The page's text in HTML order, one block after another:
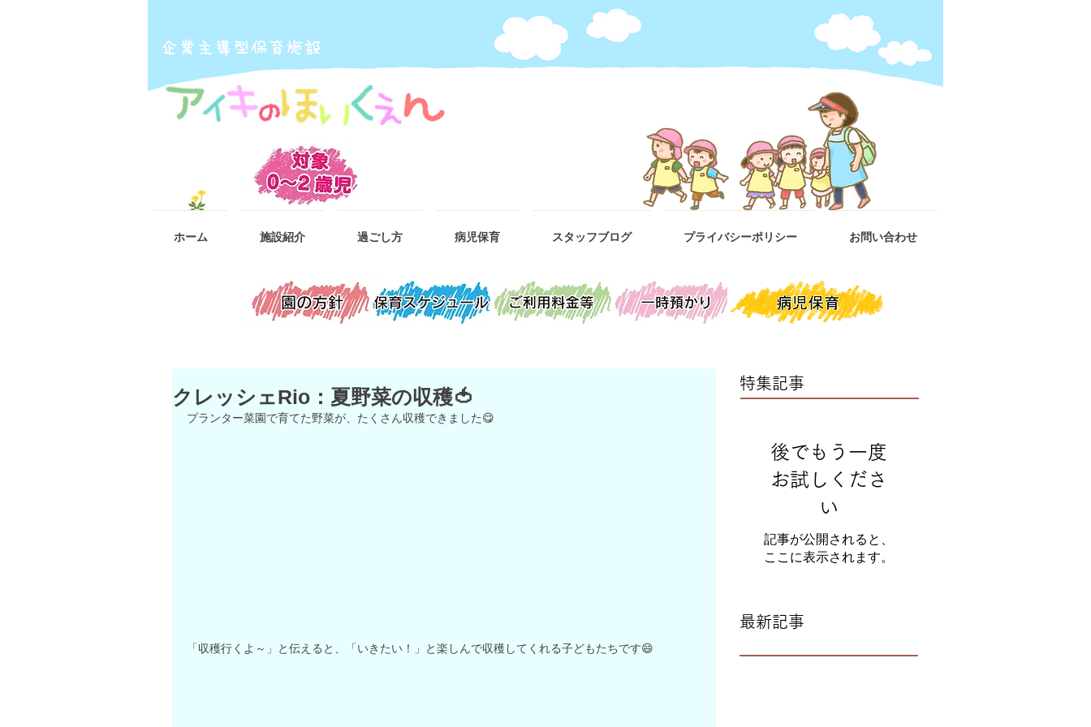
ホーム 施設紹介 過ごし方 病児保育 スタッフブログ プライバシーポリシー お問い合わせ
​企業主導型保育施設
クレッシェRio：夏野菜の収穫🍅
プランター菜園で育てた野菜が、たくさん収穫できました😋
「収穫行くよ～」と伝えると、「いきたい！」と楽しんで収穫してくれる子どもたちです😄
特集記事
後でもう一度
お試しくださ
い
記事が公開されると、
ここに表示されます。
最新記事